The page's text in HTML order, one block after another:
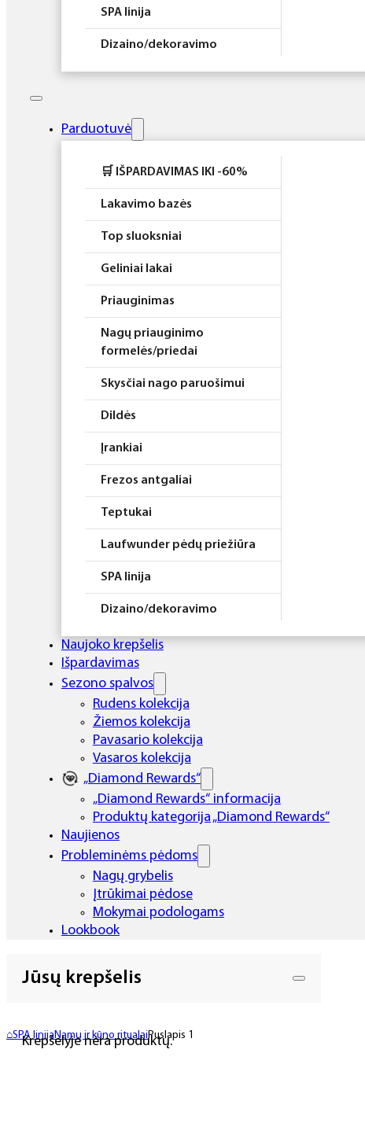
SPA linija
Dizaino/dekoravimo
Higiena
Rinkiniai
Parduotuvė
🛒 IŠPARDAVIMAS IKI -60%
Lakavimo bazės
Top sluoksniai
Geliniai lakai
Priauginimas
Nagų priauginimo
formelės/priedai
Skysčiai nago paruošimui
Dildės
Įrankiai
Frezos antgaliai
Teptukai
Laufwunder pėdų priežiūra
SPA linija
Dizaino/dekoravimo
Elektros prietaisai
Higiena
Atributika
Rinkiniai
Naujoko krepšelis
Išpardavimas
Sezono spalvos
Rudens kolekcija
Žiemos kolekcija
Pavasario kolekcija
Vasaros kolekcija
„Diamond Rewards“
„Diamond Rewards“ informacija
Produktų kategorija „Diamond Rewards“
Naujienos
Probleminėms pėdoms
Nagų grybelis
Įtrūkimai pėdose
Mokymai podologams
Lookbook
Jūsų krepšelis
Krepšelyje nėra produktų.
⌂SPA linija Namų ir kūno ritualai Puslapis 1